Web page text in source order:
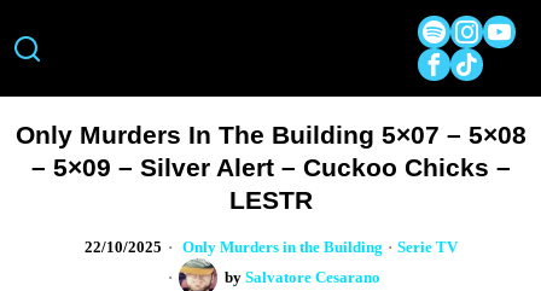
Only Murders In The Building 5×07 – 5×08
– 5×09 – Silver Alert – Cuckoo Chicks –
LESTR
22/10/2025 Only Murders in the Building · Serie TV
by Salvatore Cesarano